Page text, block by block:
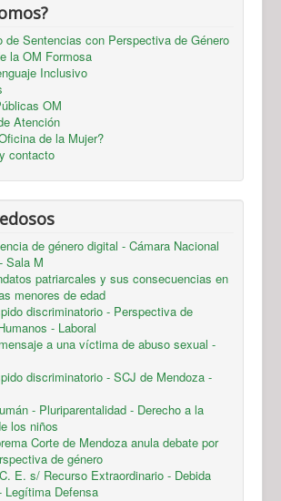
de Sentencias con Perspectiva de Género
la OM Formosa
Inclusivo
OM
Atención
de la Mujer?
contacto
de género digital - Cámara Nacional
Sala M
patriarcales y sus consecuencias en
menores de edad
discriminatorio - Perspectiva de
- Laboral
a una víctima de abuso sexual -
discriminatorio - SCJ de Mendoza -
- Pluriparentalidad - Derecho a la
los niños
Corte de Mendoza anula debate por
de género
E. s/ Recurso Extraordinario - Debida
Legítima Defensa